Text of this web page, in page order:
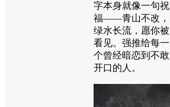
字本身就像一句祝
福——青山不改，
绿水长流，愿你被
看见。强推给每一
个曾经暗恋到不敢
开口的人。